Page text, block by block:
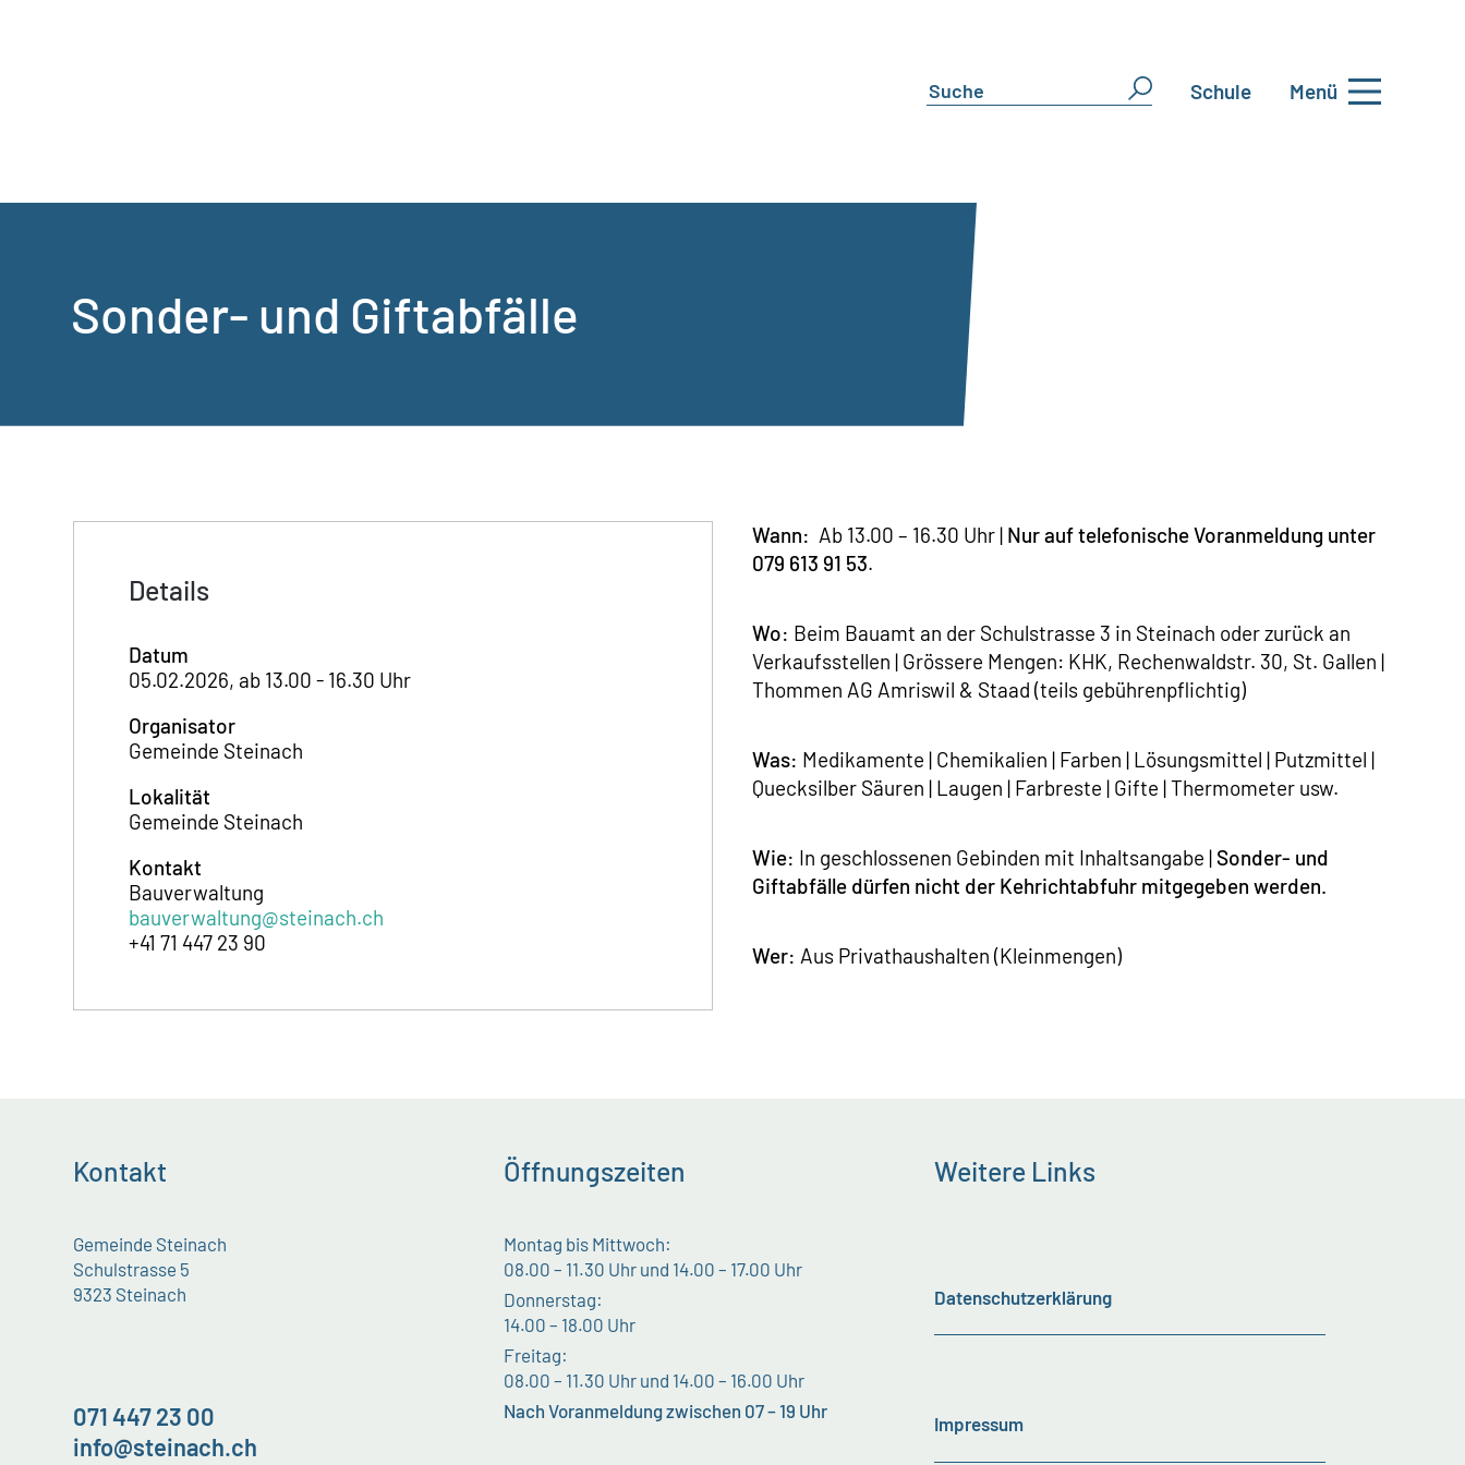
Schule Menü
Sonder- und Giftabfälle
Details
Datum
05.02.2026, ab 13.00 - 16.30 Uhr
Organisator
Gemeinde Steinach
Lokalität
Gemeinde Steinach
Kontakt
Bauverwaltung
bauverwaltung@steinach.ch
+41 71 447 23 90
Wann: Ab 13.00 – 16.30 Uhr | Nur auf telefonische Voranmeldung unter
079 613 91 53.
Wo: Beim Bauamt an der Schulstrasse 3 in Steinach oder zurück an
Verkaufsstellen | Grössere Mengen: KHK, Rechenwaldstr. 30, St. Gallen |
Thommen AG Amriswil & Staad (teils gebührenpflichtig)
Was: Medikamente | Chemikalien | Farben | Lösungsmittel | Putzmittel |
Quecksilber Säuren | Laugen | Farbreste | Gifte | Thermometer usw.
Wie: In geschlossenen Gebinden mit Inhaltsangabe | Sonder- und
Giftabfälle dürfen nicht der Kehrichtabfuhr mitgegeben werden.
Wer: Aus Privathaushalten (Kleinmengen)
Kontakt
Gemeinde Steinach
Schulstrasse 5
9323 Steinach
071 447 23 00
info@steinach.ch
Öffnungszeiten
Montag bis Mittwoch:
08.00 – 11.30 Uhr und 14.00 – 17.00 Uhr
Donnerstag:
14.00 – 18.00 Uhr
Freitag:
08.00 – 11.30 Uhr und 14.00 – 16.00 Uhr
Nach Voranmeldung zwischen 07 – 19 Uhr
Weitere Links
Datenschutzerklärung
Impressum